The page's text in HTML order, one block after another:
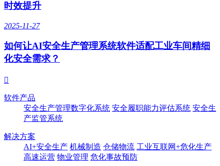
时效提升
2025-11-27
如何让AI安全生产管理系统软件适配工业车间精细
化安全需求？

软件产品
安全生产管理数字化系统 安全履职能力评估系统 安全生
产监管系统
解决方案
AI+安全生产 机械制造 仓储物流 工业互联网+危化生产
高速运营 物业管理 危化事故预防